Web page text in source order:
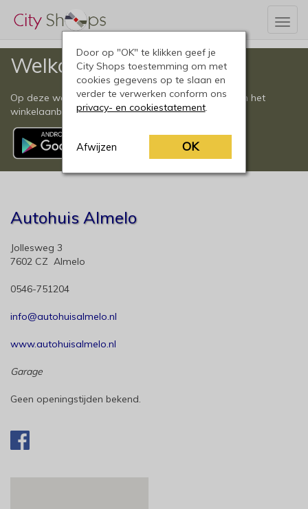
Welkom
Op deze website vindt u een compleet overzicht van het
winkelaanbod in Almelo en omgeving.
Autohuis Almelo
Jollesweg 3
7602 CZ Almelo
0546-751204
info@autohuisalmelo.nl
www.autohuisalmelo.nl
Garage
Geen openingstijden bekend.
Door op "OK" te klikken geef je
City Shops toestemming om met
cookies gegevens op te slaan en
verder te verwerken conform ons
privacy- en cookiestatement.
Afwijzen OK